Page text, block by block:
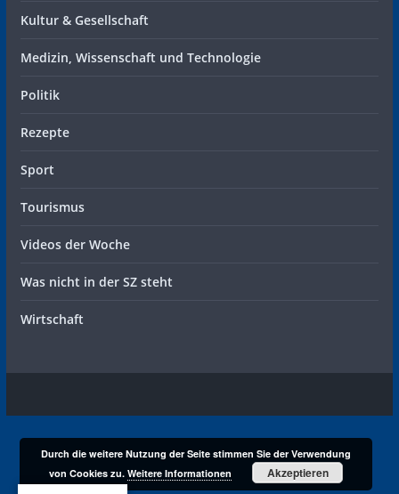
Kultur & Gesellschaft
Medizin, Wissenschaft und Technologie
Politik
Rezepte
Sport
Tourismus
Videos der Woche
Was nicht in der SZ steht
Wirtschaft
Durch die weitere Nutzung der Seite stimmen Sie der Verwendung
von Cookies zu.Weitere Informationen Akzeptieren